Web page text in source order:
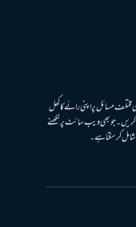
مختلف مسائل پر اپنی رائے کا کھل
جو بھی ویب سائٹ پر لکھنے
شامل کرسکتا ہے۔